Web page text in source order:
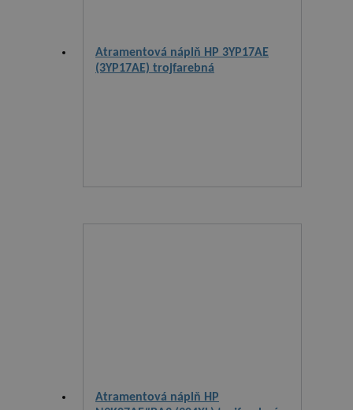
Atramentová náplň HP 3YP17AE
(3YP17AE) trojfarebná
Atramentová náplň HP